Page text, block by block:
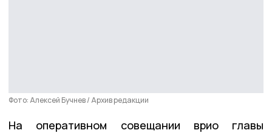
Фото: Алексей Бучнев / Архив редакции
На оперативном совещании врио главы